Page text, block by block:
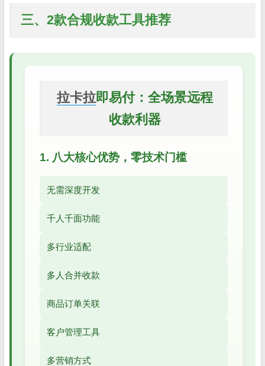
三、2款合规收款工具推荐
拉卡拉即易付：全场景远程
收款利器
1. 八大核心优势，零技术门槛
无需深度开发
千人千面功能
多行业适配
多人合并收款
商品订单关联
客户管理工具
多营销方式